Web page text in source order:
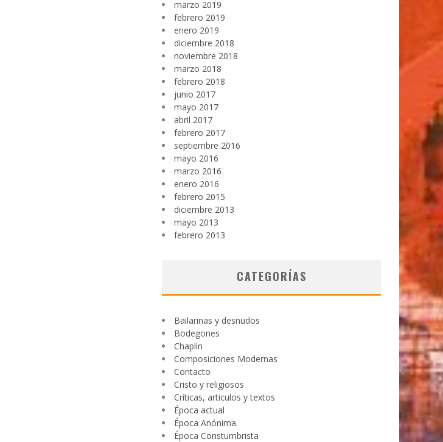
marzo 2019
febrero 2019
enero 2019
diciembre 2018
noviembre 2018
marzo 2018
febrero 2018
junio 2017
mayo 2017
abril 2017
febrero 2017
septiembre 2016
mayo 2016
marzo 2016
enero 2016
febrero 2015
diciembre 2013
mayo 2013
febrero 2013
CATEGORÍAS
Bailarinas y desnudos
Bodegones
Chaplin
Composiciones Modernas
Contacto
Cristo y religiosos
Críticas, articulos y textos
Época actual
Época Anónima.
Época Constumbrista